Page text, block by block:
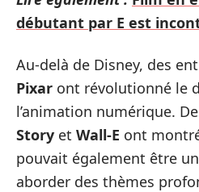
débutant par E est
Au-delà de Disney, des
Pixar ont révolutionné le
l’animation numérique.
Story et Wall-E ont
pouvait également être
aborder des thèmes